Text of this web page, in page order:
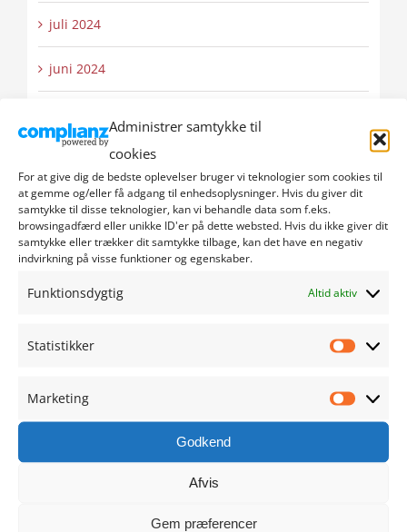
Administrer samtykke til
cookies
For at give dig de bedste oplevelser bruger vi teknologier som cookies til
at gemme og/eller få adgang til enhedsoplysninger. Hvis du giver dit
samtykke til disse teknologier, kan vi behandle data som f.eks.
browsingadfærd eller unikke ID'er på dette websted. Hvis du ikke giver dit
samtykke eller trækker dit samtykke tilbage, kan det have en negativ
indvirkning på visse funktioner og egenskaber.
Funktionsdygtig Altid aktiv
Statistikker
Marketing
Godkend
Afvis
Gem præferencer
juli 2024
juni 2024
april 2024
marts 2024
februar 2024
januar 2024
oktober 2023
september 2023